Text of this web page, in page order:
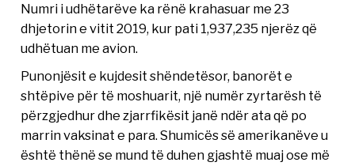
Numri i udhëtarëve ka rënë krahasuar me 23
dhjetorin e vitit 2019, kur pati 1,937,235 njerëz që
udhëtuan me avion.
Punonjësit e kujdesit shëndetësor, banorët e
shtëpive për të moshuarit, një numër zyrtarësh të
përzgjedhur dhe zjarrfikësit janë ndër ata që po
marrin vaksinat e para. Shumicës së amerikanëve u
është thënë se mund të duhen gjashtë muaj ose më